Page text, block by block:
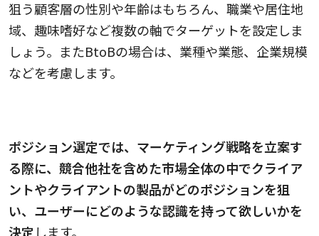
狙う顧客層の性別や年齢はもちろん、職業や居住地
域、趣味嗜好など複数の軸でターゲットを設定しま
しょう。またBtoBの場合は、業種や業態、企業規模
などを考慮します。
ポジション選定では、マーケティング戦略を立案す
る際に、競合他社を含めた市場全体の中でクライア
ントやクライアントの製品がどのポジションを狙
い、ユーザーにどのような認識を持って欲しいかを
決定 します。